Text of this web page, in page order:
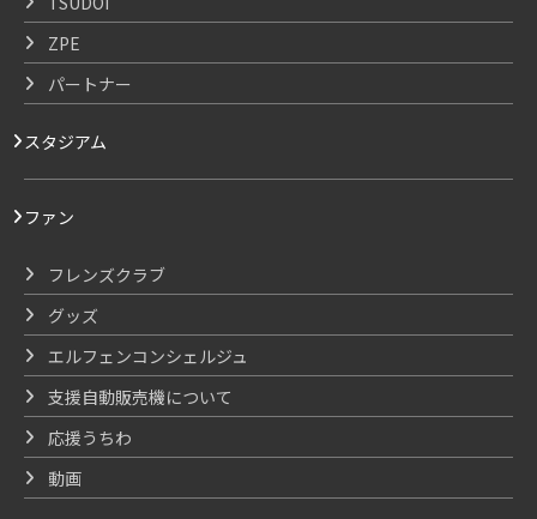
ZPE
パートナー
スタジアム
ファン
フレンズクラブ
グッズ
エルフェンコンシェルジュ
支援自動販売機について
応援うちわ
動画